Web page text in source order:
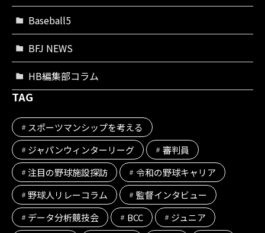
Baseball5
BFJ NEWS
HB編集部コラム
TAG
スポーツマンシップを考える
ジャパンウィンターリーグ
審判員
注目の野球施設探訪
令和の野球キャリア
野球人リレーコラム
監督インタビュー
データ分析競技会
BCC
ジュニア